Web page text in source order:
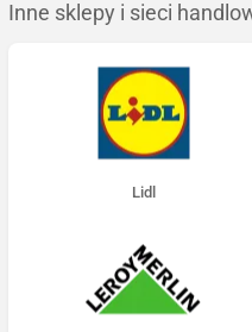
Inne sklepy i sieci
Lidl